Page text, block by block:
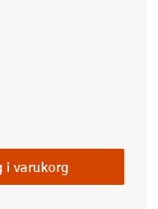
i varukorg